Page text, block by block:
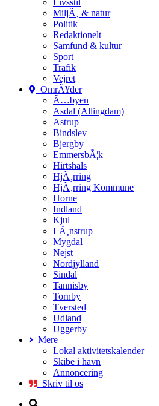
MiljÃ¸ & natur
Politik
Redaktionelt
Samfund & kultur
Sport
Trafik
Vejret
OmrÃ¥der
Ã…byen
Asdal (Allingdam)
Astrup
Bindslev
Bjergby
EmmersbÃ¦k
Hirtshals
HjÃ¸rring
HjÃ¸rring Kommune
Horne
Indland
Kjul
LÃ¸nstrup
Mygdal
Nejst
Nordjylland
Sindal
Tannisby
Tornby
Tversted
Udland
Uggerby
Mere
Lokal aktivitetskalender
Skibe i havn
Annoncering
Skriv til os